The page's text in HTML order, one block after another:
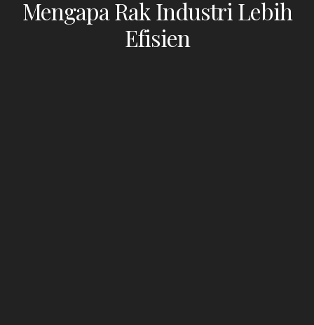
Mengapa Rak Industri Lebih
Efisien